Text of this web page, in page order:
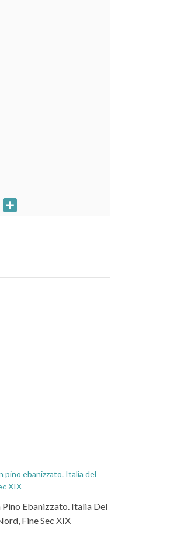
Copy
Pino Ebanizzato. Italia Del
Fine Sec XIX